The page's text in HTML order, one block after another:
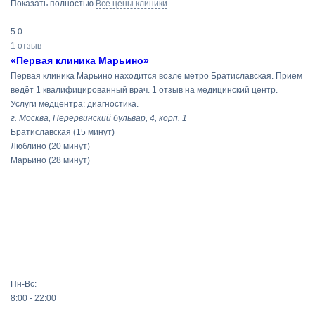
Показать полностью Все цены клиники
5.0
1 отзыв
«Первая клиника Марьино»
Первая клиника Марьино находится возле метро Братиславская. Прием
ведёт 1 квалифицированный врач. 1 отзыв на медицинский центр.
Услуги медцентра: диагностика.
г. Москва, Перервинский бульвар, 4, корп. 1
Братиславская (15 минут)
Люблино (20 минут)
Марьино (28 минут)
Пн-Вс:
8:00 - 22:00